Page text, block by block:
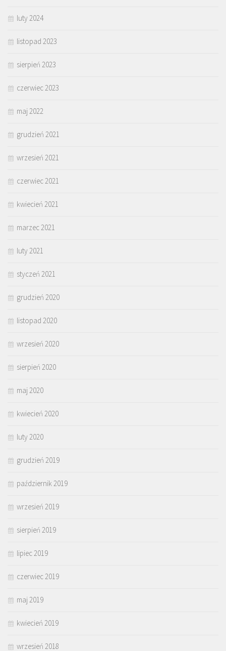
luty 2024
listopad 2023
sierpień 2023
czerwiec 2023
maj 2022
grudzień 2021
wrzesień 2021
czerwiec 2021
kwiecień 2021
marzec 2021
luty 2021
styczeń 2021
grudzień 2020
listopad 2020
wrzesień 2020
sierpień 2020
maj 2020
kwiecień 2020
luty 2020
grudzień 2019
październik 2019
wrzesień 2019
sierpień 2019
lipiec 2019
czerwiec 2019
maj 2019
kwiecień 2019
wrzesień 2018